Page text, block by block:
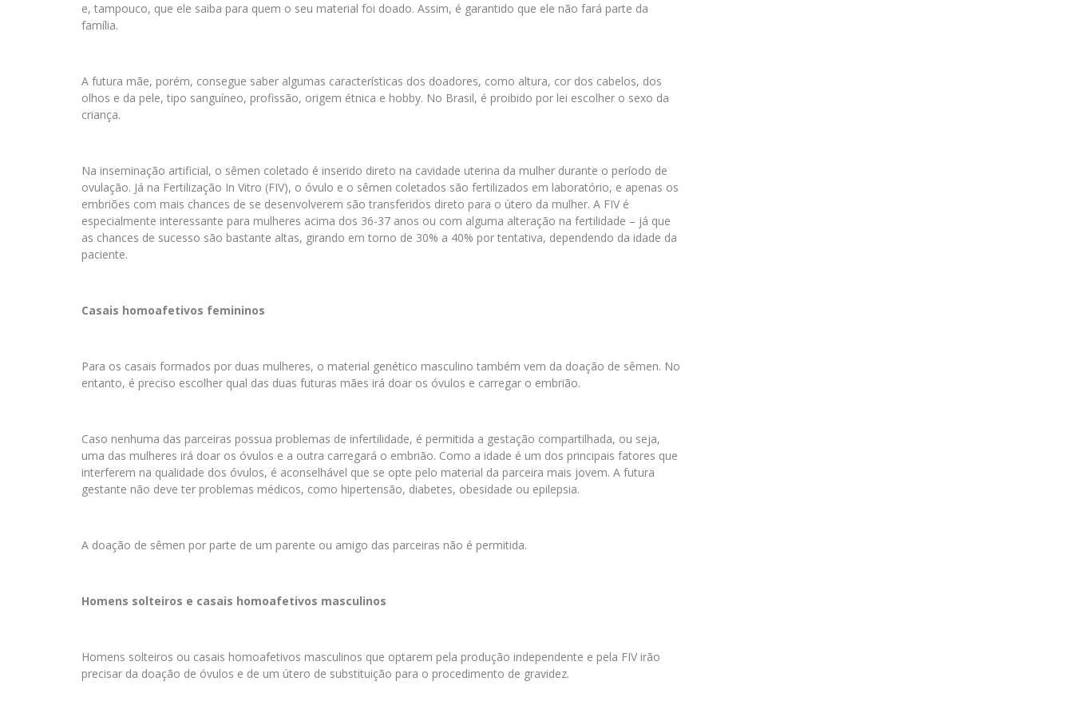
e, tampouco, que ele saiba para quem o seu material foi doado. Assim, é garantido que ele não fará parte da
família.
A futura mãe, porém, consegue saber algumas características dos doadores, como altura, cor dos cabelos, dos
olhos e da pele, tipo sanguíneo, profissão, origem étnica e hobby. No Brasil, é proibido por lei escolher o sexo da
criança.
Na inseminação artificial, o sêmen coletado é inserido direto na cavidade uterina da mulher durante o período de
ovulação. Já na Fertilização In Vitro (FIV), o óvulo e o sêmen coletados são fertilizados em laboratório, e apenas os
embriões com mais chances de se desenvolverem são transferidos direto para o útero da mulher. A FIV é
especialmente interessante para mulheres acima dos 36-37 anos ou com alguma alteração na fertilidade – já que
as chances de sucesso são bastante altas, girando em torno de 30% a 40% por tentativa, dependendo da idade da
paciente.
Casais homoafetivos femininos
Para os casais formados por duas mulheres, o material genético masculino também vem da doação de sêmen. No
entanto, é preciso escolher qual das duas futuras mães irá doar os óvulos e carregar o embrião.
Caso nenhuma das parceiras possua problemas de infertilidade, é permitida a gestação compartilhada, ou seja,
uma das mulheres irá doar os óvulos e a outra carregará o embrião. Como a idade é um dos principais fatores que
interferem na qualidade dos óvulos, é aconselhável que se opte pelo material da parceira mais jovem. A futura
gestante não deve ter problemas médicos, como hipertensão, diabetes, obesidade ou epilepsia.
A doação de sêmen por parte de um parente ou amigo das parceiras não é permitida.
Homens solteiros e casais homoafetivos masculinos
Homens solteiros ou casais homoafetivos masculinos que optarem pela produção independente e pela FIV irão
precisar da doação de óvulos e de um útero de substituição para o procedimento de gravidez.